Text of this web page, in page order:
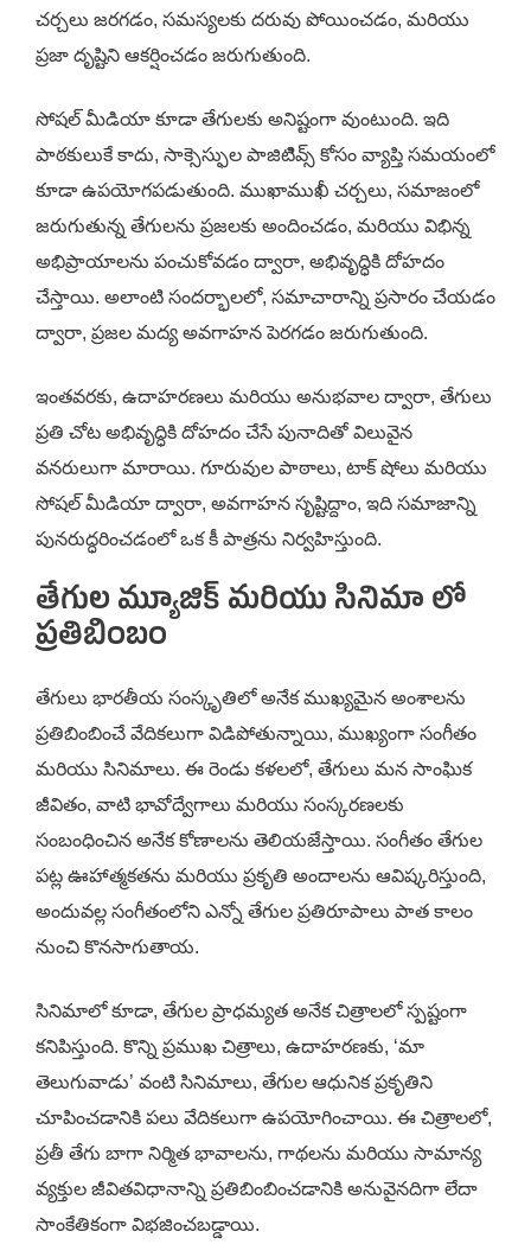
చర్చలు జరగడం, సమస్యలకు దరువు పోయించడం, మరియు
ప్రజా దృష్టిని ఆకర్షించడం జరుగుతుంది.
సోషల్ మీడియా కూడా తేగులకు అనిష్టంగా వుంటుంది. ఇది
పాఠకులుకే కాదు, సాక్సెస్ఫుల పాజిటిివ్స్ కోసం వ్యాప్తి సమయంలో
కూడా ఉపయోగపడుతుంది. ముఖాముఖీ చర్చలు, సమాజంలో
జరుగుతున్న తేగులను ప్రజలకు అందించడం, మరియు విభిన్న
అభిప్రాయాలను పంచుకోవడం ద్వారా, అభివృద్ధికి దోహదం
చేస్తాయి. అలాంటి సందర్భాలలో, సమాచారాన్ని ప్రసారం చేయడం
ద్వారా, ప్రజల మద్య అవగాహన పెరగడం జరుగుతుంది.
ఇంతవరకు, ఉదాహరణలు మరియు అనుభవాల ద్వారా, తేగులు
ప్రతి చోట అభివృద్ధికి దోహదం చేసే పునాదితో విలువైన
వనరులుగా మారాయి. గూరువుల పాఠాలు, టాక్ షోలు మరియు
సోషల్ మీడియా ద్వారా, అవగాహన సృష్టిద్దాం, ఇది సమాజాన్ని
పునరుద్ధరించడంలో ఒక కీ పాత్రను నిర్వహిస్తుంది.
తేగుల మ్యూజిక్ మరియు సినిమా లో
ప్రతిబింబం
తేగులు భారతీయ సంస్కృతిలో అనేక ముఖ్యమైన అంశాలను
ప్రతిబింబించే వేదికలుగా విడిపోతున్నాయి, ముఖ్యంగా సంగీతం
మరియు సినిమాలు. ఈ రెండు కళలలో, తేగులు మన సాంఘిక
జీవితం, వాటి భావోద్వేగాలు మరియు సంస్కరణలకు
సంబంధించిన అనేక కోణాలను తెలియజేస్తాయి. సంగీతం తేగుల
పట్ల ఊహాత్మకతను మరియు ప్రకృతి అందాలను ఆవిష్కరిస్తుంది,
అందువల్ల సంగీతంలోని ఎన్నో తేగుల ప్రతిరూపాలు పాత కాలం
నుంచి కొనసాగుతాయ.
సినిమాలో కూడా, తేగుల ప్రాధమ్యత అనేక చిత్రాలలో స్పష్టంగా
కనిపిస్తుంది. కొన్ని ప్రముఖ చిత్రాలు, ఉదాహరణకు, ‘మా
తెలుగువాడు’ వంటి సినిమాలు, తేగుల ఆధునిక ప్రకృతిని
చూపించడానికి పలు వేదికలుగా ఉపయోగించాయి. ఈ చిత్రాలలో,
ప్రతీ తేగు బాగా నిర్మిత భావాలను, గాథలను మరియు సామాన్య
వ్యక్తుల జీవితవిధానాన్ని ప్రతిబింబించడానికి అనువైనదిగా లేదా
సాంకేతికంగా విభజించబడ్డాయి.